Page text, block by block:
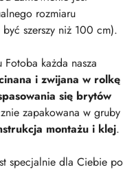
rozmiaru
szerszy niż 100 cm).
Fotoba każda nasza
i zwijana w rolkę
się brytów
zapakowana w gruby
montażu i klej.
specjalnie dla Ciebie po